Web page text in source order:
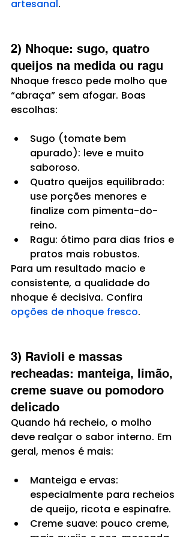
artesanal.
2) Nhoque: sugo, quatro
queijos na medida ou ragu
Nhoque fresco pede molho que
“abraça” sem afogar. Boas
escolhas:
Sugo (tomate bem
apurado): leve e muito
saboroso.
Quatro queijos equilibrado:
use porções menores e
finalize com pimenta-do-
reino.
Ragu: ótimo para dias frios e
pratos mais robustos.
Para um resultado macio e
consistente, a qualidade do
nhoque é decisiva. Confira
opções de nhoque fresco.
3) Ravioli e massas
recheadas: manteiga, limão,
creme suave ou pomodoro
delicado
Quando há recheio, o molho
deve realçar o sabor interno. Em
geral, menos é mais:
Manteiga e ervas:
especialmente para recheios
de queijo, ricota e espinafre.
Creme suave: pouco creme,